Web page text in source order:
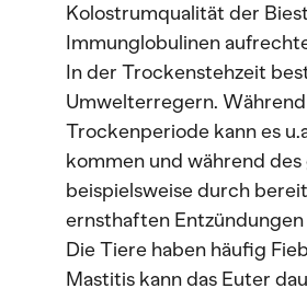
Kolostrumqualität der
Immunglobulinen
In der Trockenstehzeit
Umwelterregern.
Trockenperiode kann es
kommen und während
beispielsweise durch
ernsthaften
Die Tiere haben häufig
Mastitis kann das Euter